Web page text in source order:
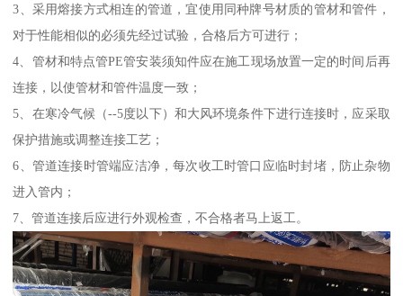
3、采用熔接方式相连的管道，宜使用同种牌号材质的管材和管件，
对于性能相似的必须先经过试验，合格后方可进行；
4、管材和特点管PE管安装须知件应在施工现场放置一定的时间后再
连接，以使管材和管件温度一致；
5、在寒冷气候（--5度以下）和大风环境条件下进行连接时，应采取
保护措施或调整连接工艺；
6、管道连接时管端应洁净，每次收工时管口应临时封堵，防止杂物
进入管内；
7、管道连接后应进行外观检查，不合格者马上返工。